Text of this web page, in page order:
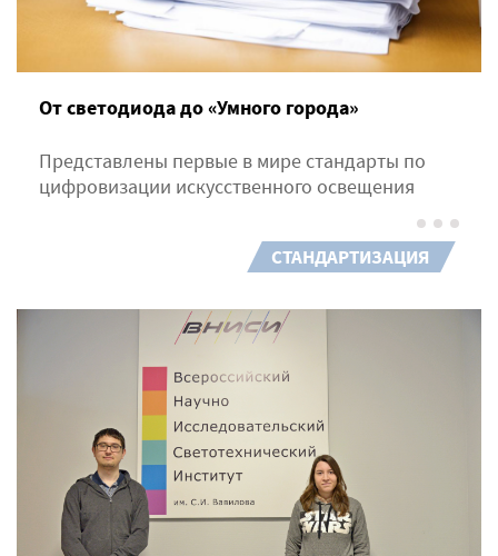
От светодиода до «Умного города»
Представлены первые в мире стандарты по
цифровизации искусственного освещения
СТАНДАРТИЗАЦИЯ